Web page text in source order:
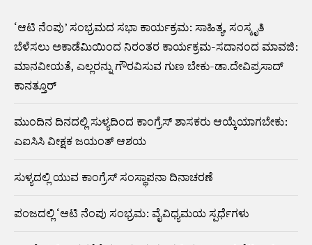
‘ಆಟಿ ನೆಂಪು’ ಸಂಭ್ರಮದ ಸಭಾ ಕಾರ್ಯಕ್ರಮ: ಸಾಹಿತ್ಯ, ಸಂಸ್ಕೃತಿ
ಬೆಳೆಸಲು ಅಕಾಡೆಮಿಯಿಂದ ನಿರಂತರ ಕಾರ್ಯಕ್ರಮ-ಸದಾನಂದ ಮಾವಜಿ:
ಮಾನವೀಯತೆ, ಎಲ್ಲರನ್ನು ಗೌರವಿಸುವ ಗುಣ ಬೇಕು-ಡಾ.ದೇವಿಪ್ರಸಾದ್‌
ಕಾನತ್ತೂರ್
ಮುಂದಿನ ದಿನದಲ್ಲಿ ಸುಳ್ಯದಿಂದ ಕಾಂಗ್ರೆಸ್ ಶಾಸಕರು ಆಯ್ಕೆಯಾಗಬೇಕು:
ಎಐಸಿಸಿ ವೀಕ್ಷಕ ಜಯಂತ್ ಆಶಯ
ಸುಳ್ಯದಲ್ಲಿ ಯುವ ಕಾಂಗ್ರೆಸ್ ಸಂಸ್ಥಾಪನಾ ದಿನಾಚರಣೆ
ಪಂಜದಲ್ಲಿ ‘ಆಟಿ ನೆಂಪು ಸಂಭ್ರಮ: ವೈವಿಧ್ಯಮಯ ಸ್ಪರ್ಧೆಗಳು